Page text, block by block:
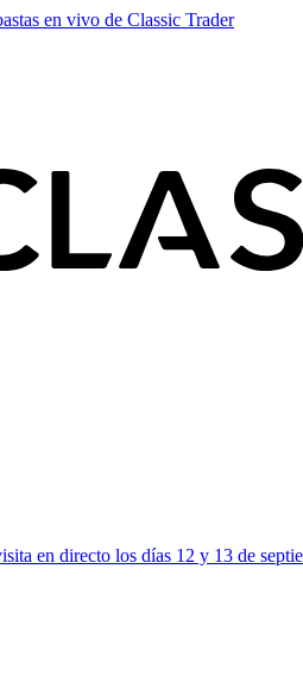
en vivo de Classic Trader
en directo los días 12 y 13 de